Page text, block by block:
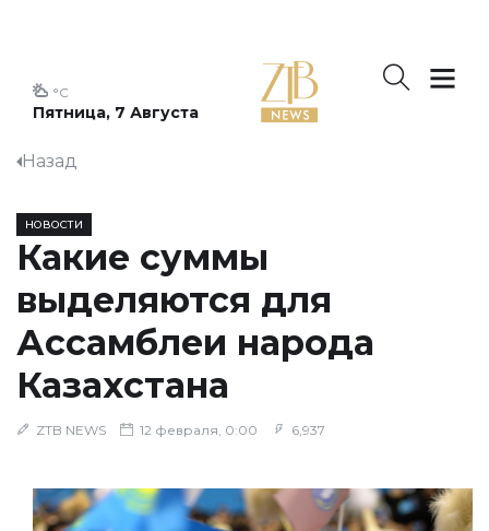
Пятница, 7 Августа
°C
Назад
НОВОСТИ
Какие суммы
выделяются для
Ассамблеи народа
Казахстана
ZTB NEWS 12 февраля, 0:00 6,937